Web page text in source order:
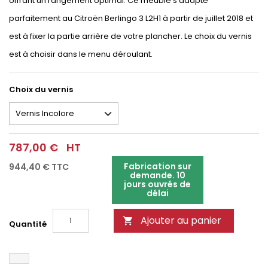
parfaitement au Citroën Berlingo 3 L2H1 à partir de juillet 2018 et
est à fixer la partie arrière de votre plancher. Le choix du vernis
est à choisir dans le menu déroulant.
Choix du vernis
787,00 € HT
944,40 € TTC Fabrication sur
demande. 10
jours ouvrés de
délai
Quantité  Ajouter au panier